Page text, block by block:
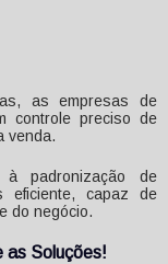
as empresas de
controle preciso de
venda.
à padronização de
eficiente, capaz de
do negócio.
as Soluções!